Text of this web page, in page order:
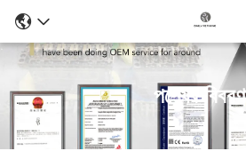
পণ্যের বিবরণ